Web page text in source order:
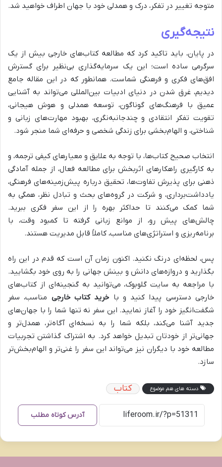
متوجه تغییر در تفکر، درک و همدلی خود با جهان اطراف خواهید شد.
نتیجه‌گیری
در پایان، باید تاکید کرد که مطالعه کتاب‌های خارجی بیش از یک
سرگرمی ساده است؛ این یک سرمایه‌گذاری بی‌نظیر برای گسترش
افق‌های فکری و فرهنگی شماست. همانطور که در این مقاله جامع
دیدیم، غرق شدن در دنیای ادبیات بین‌المللی می‌تواند به آشنایی
عمیق با فرهنگ‌های گوناگون، توسعه همدلی و هوش هیجانی،
تقویت تفکر انتقادی و چندجانبه‌نگری، بهبود مهارت‌های زبانی و
شناختی، و الهام‌بخشی برای زندگی شخصی و حرفه‌ای شما منجر شود.
انتخاب صحیح کتاب‌ها، با توجه به علایق و معیارهای کیفی ترجمه، و
به کارگیری راهکارهای اثربخش برای مطالعه فعال، از جمله آمادگی
ذهنی برای پذیرش تفاوت‌ها، تحقیق درباره پیش‌زمینه‌های فرهنگی،
یادداشت‌برداری، و شرکت در گروه‌های بحث و تبادل نظر، همگی به
شما کمک می‌کنند تا حداکثر بهره را از این سفر فکری ببرید.
چالش‌های پیش رو، از موانع زبانی گرفته تا کمبود وقت، با
برنامه‌ریزی و استراتژی‌های مناسب، کاملاً قابل مدیریت هستند.
پس، لحظه‌ای درنگ نکنید. اکنون زمان آن است که قدم در این راه
بگذارید و دروازه‌های دانش و بینش جهانی را به روی خود بگشایید.
با مراجعه به سایت گلوبوک، می‌توانید به گنجینه‌ای از کتاب‌های
خارجی دسترسی پیدا کنید و با خرید کتاب خارجی مناسب، سفر
شگفت‌انگیز خود را آغاز نمایید. این سفر نه تنها شما را با جهان‌های
جدید آشنا می‌کند، بلکه شما را به نسخه‌ای آگاه‌تر، همدل‌تر و
جهانی‌تر از خودتان تبدیل خواهد کرد. به اشتراک گذاشتن تجربیات
مطالعه خود با دیگران نیز می‌تواند این سفر را غنی‌تر و الهام‌بخش‌تر
سازد.
دسته های هم موضوع کتاب
آدرس کوتاه مطلب